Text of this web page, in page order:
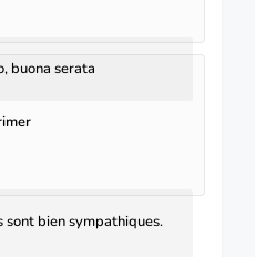
buona serata
sont bien sympathiques.